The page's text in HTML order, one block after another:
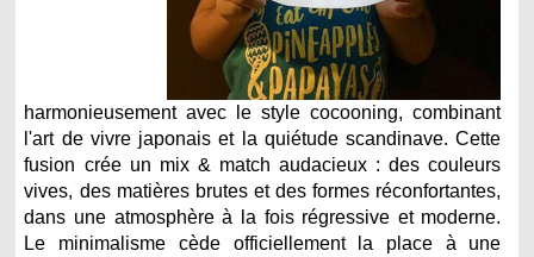
harmonieusement avec le style cocooning, combinant
l'art de vivre japonais et la quiétude scandinave. Cette
fusion crée un mix & match audacieux : des couleurs
vives, des matières brutes et des formes réconfortantes,
dans une atmosphère à la fois régressive et moderne.
Le minimalisme cède officiellement la place à une